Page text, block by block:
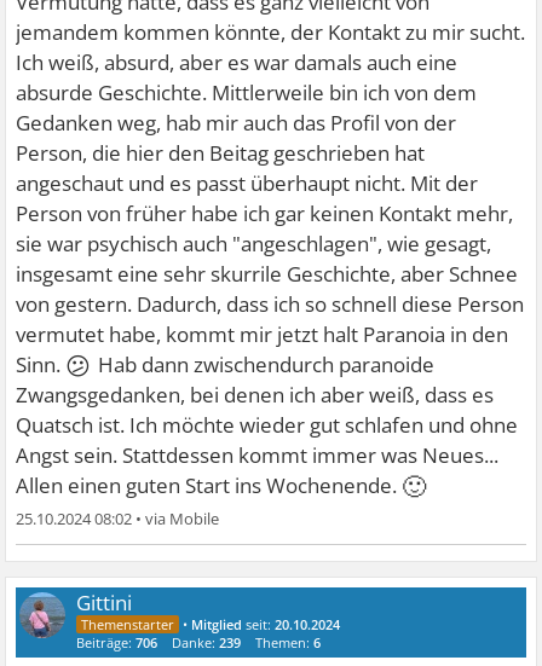
jemandem kommen könnte, der Kontakt zu mir sucht.
Ich weiß, absurd, aber es war damals auch eine
absurde Geschichte. Mittlerweile bin ich von dem
Gedanken weg, hab mir auch das Profil von der
Person, die hier den Beitag geschrieben hat
angeschaut und es passt überhaupt nicht. Mit der
Person von früher habe ich gar keinen Kontakt mehr,
sie war psychisch auch "angeschlagen", wie gesagt,
insgesamt eine sehr skurrile Geschichte, aber Schnee
von gestern. Dadurch, dass ich so schnell diese Person
vermutet habe, kommt mir jetzt halt Paranoia in den
Sinn. 😕 Hab dann zwischendurch paranoide
Zwangsgedanken, bei denen ich aber weiß, dass es
Quatsch ist. Ich möchte wieder gut schlafen und ohne
Angst sein. Stattdessen kommt immer was Neues...
Allen einen guten Start ins Wochenende. 🙂
25.10.2024 08:02 •
Gittini
• Mitglied seit:20.10.2024
Beiträge:706 Danke:239 Themen:6